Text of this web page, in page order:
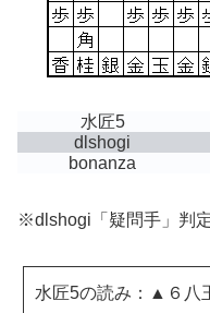
水匠5
dlshogi
bonanza
※dlshogi「疑問手」判定
水匠5の読み：▲６